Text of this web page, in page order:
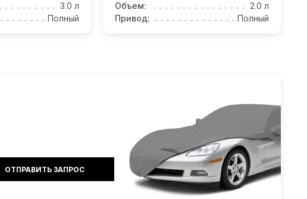
3.0 л
Полный
Объем:
2.0 л
Привод:
Полный